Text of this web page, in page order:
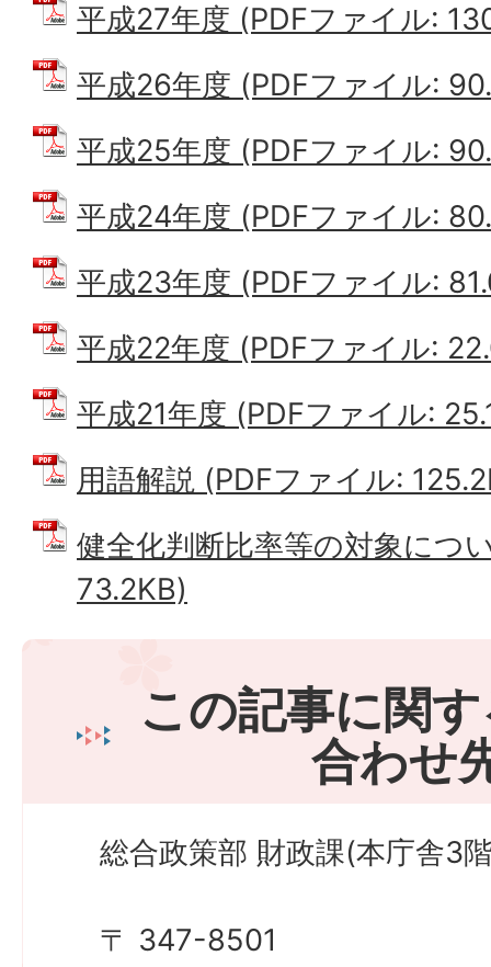
平成27年度 (PDFファイル:
平成26年度 (PDFファイル:
平成25年度 (PDFファイル:
平成24年度 (PDFファイル:
平成23年度 (PDFファイル:
平成22年度 (PDFファイル:
平成21年度 (PDFファイル:
用語解説 (PDFファイル:
健全化判断比率等の対象につ
73.2KB)
この記事に関
合わせ
総合政策部 財政課(本庁舎3
〒 347-8501